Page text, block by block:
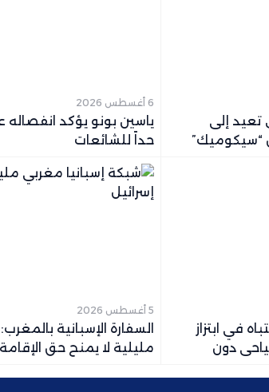
تعيد إلى
“سيكوميك”
6 أغسطس 2026
ياسين بونو يؤكد
حداً للشائعات
في ابتزاز
دون
5 أغسطس 2026
السفارة الإسبانية
مليلية لا يمنح حق